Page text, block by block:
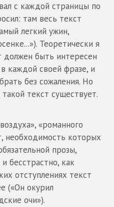
с каждой страницы по
там весь текст
легкий ужин,
Теоретически я
должен быть интересен
каждой своей фразе, и
без сожаления. Но
такой текст существует.
«романного
необходимость которых
прозы,
бесстрастно, как
отступлениях текст
(«Он окурил
очи»).